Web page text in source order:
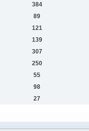
384
89
121
139
307
250
55
98
27